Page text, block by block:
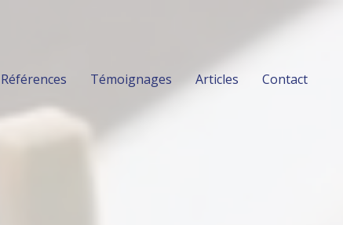
Références Témoignages Articles Contact